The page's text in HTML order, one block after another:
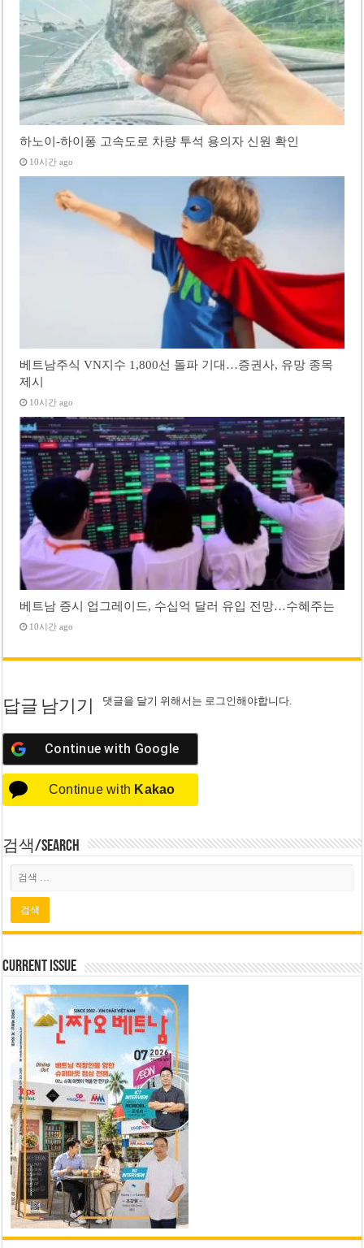
하노이-하이퐁 고속도로 차량 투석 용의자 신원 확인
10시간 ago
베트남주식 VN지수 1,800선 돌파 기대…증권사, 유망 종목
제시
10시간 ago
베트남 증시 업그레이드, 수십억 달러 유입 전망…수혜주는
10시간 ago
답글 남기기 댓글을 달기 위해서는 로그인해야합니다.
Continue with Google
Continue with Kakao
검색/Search
Current Issue